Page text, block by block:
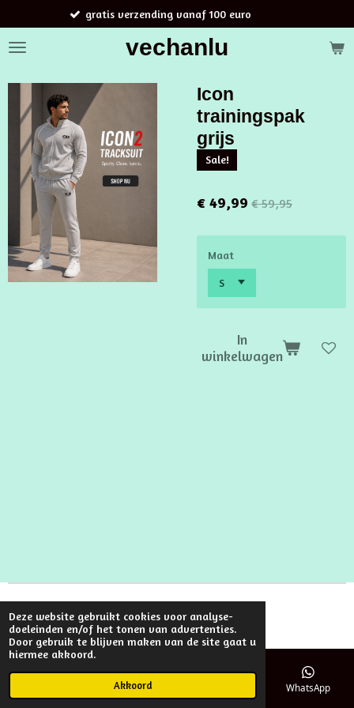
Deze website gebruikt cookies voor analyse-
doeleinden en/of het tonen van advertenties.
Door gebruik te blijven maken van de site gaat u
hiermee akkoord.
Akkoord
direct
naar
hoofdinhoud
vechanlu
verzending vanaf 100 euro
Icon
trainingspak
grijs
Sale!
€ 49,99 € 59,95
Maat
In
winkelwagen
Powered byJouwWeb
Telefoonnummer WhatsApp